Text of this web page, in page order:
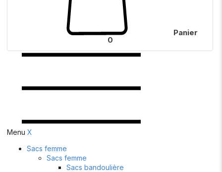
Panier
0
Menu X
Sacs femme
Sacs femme
Sacs bandoulière